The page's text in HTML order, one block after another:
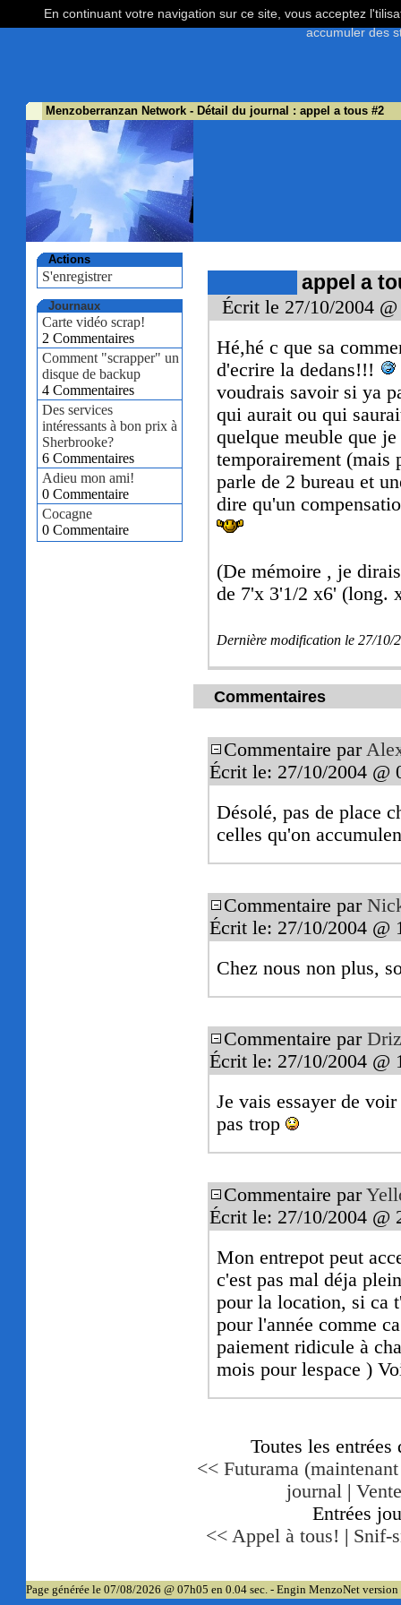
Menzoberranzan Network - Détail du journal : appel a tous #2
Actions
S'enregistrer
Journaux
Carte vidéo scrap!
2 Commentaires
Comment "scrapper" un
disque de backup
4 Commentaires
Des services
intéressants à bon prix à
Sherbrooke?
6 Commentaires
Adieu mon ami!
0 Commentaire
Cocagne
0 Commentaire
appel a
Écrit le 27/10/2004
Hé,hé c que sa
d'ecrire la dedans!!!
voudrais savoir si ya
qui aurait ou qui
quelque meuble que
temporairement (mais
parle de 2 bureau et
dire qu'un
(De mémoire , je
de 7'x 3'1/2 x6' (long.
Dernière modification le 27/10/
Commentaires
Commentaire par
Écrit le: 27/10/2004 @
Désolé, pas de place
celles qu'on
Commentaire par
Écrit le: 27/10/2004 @
Chez nous non plus,
Commentaire par
Écrit le: 27/10/2004 @
Je vais essayer de
pas trop
Commentaire par
Écrit le: 27/10/2004 @
Mon entrepot peut
c'est pas mal déja
pour la location, si ca
pour l'année comme
paiement ridicule à
mois pour lespace )
Toutes les
<< Futurama
journal |
Entrées
<< Appel à tous! | Snif-
Page générée le 07/08/2026 @ 07h05 en 0.04 sec. - Engin MenzoNet
En continuant votre navigation sur ce site, vous acceptez
accumuler des